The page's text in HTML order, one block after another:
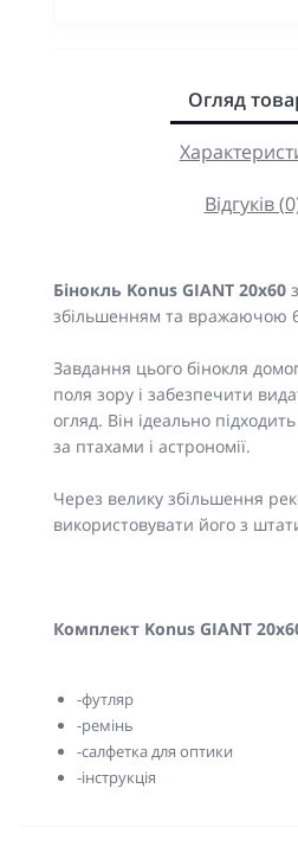
Огляд
Відгуків
Бінокль Konus GIANT 20x60
збільшенням та вражаючою
Завдання цього бінокля
поля зору і забезпечити
огляд. Він ідеально
за птахами і астрономії.
Через велику збільшення
використовувати його з
Комплект Konus GIANT
-футляр
-ремінь
-салфетка для оптики
-інструкція